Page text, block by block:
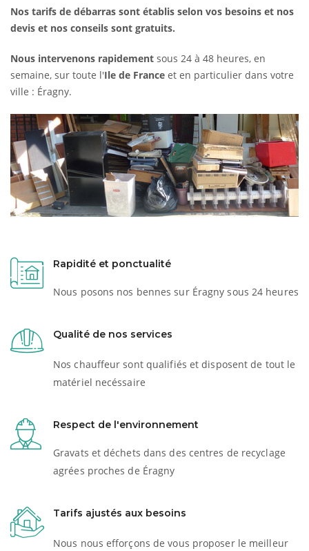
Nos tarifs de débarras sont établis selon vos besoins et nos
devis et nos conseils sont gratuits.
Nous intervenons rapidement sous 24 à 48 heures, en
semaine, sur toute l'Ile de France et en particulier dans votre
ville : Éragny.
Rapidité et ponctualité
Nous posons nos bennes sur Éragny sous 24 heures
Qualité de nos services
Nos chauffeur sont qualifiés et disposent de tout le
matériel necéssaire
Respect de l'environnement
Gravats et déchets dans des centres de recyclage
agrées proches de Éragny
Tarifs ajustés aux besoins
Nous nous efforçons de vous proposer le meilleur